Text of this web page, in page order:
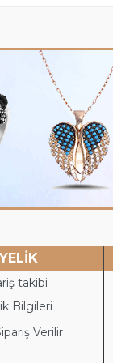
takibi
Bilgileri
Verilir